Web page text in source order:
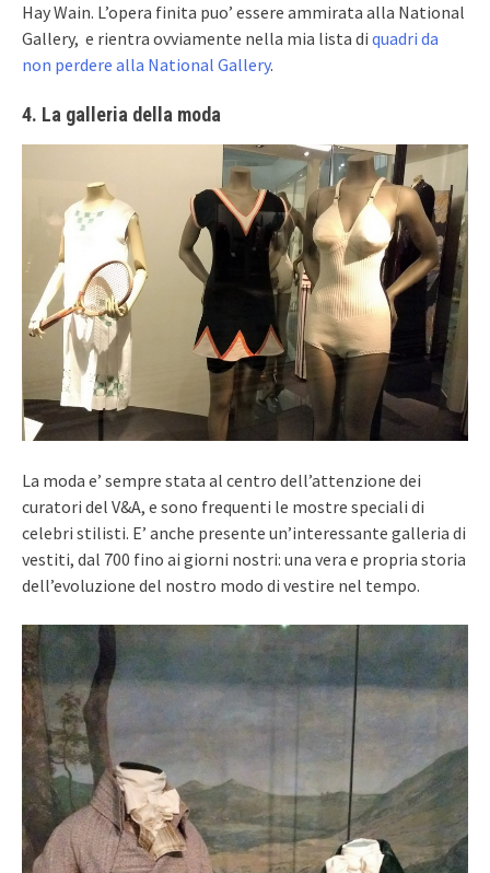
Hay Wain. L’opera finita puo’ essere ammirata alla National
Gallery, e rientra ovviamente nella mia lista di quadri da
non perdere alla National Gallery.
4. La galleria della moda
La moda e’ sempre stata al centro dell’attenzione dei
curatori del V&A, e sono frequenti le mostre speciali di
celebri stilisti. E’ anche presente un’interessante galleria di
vestiti, dal 700 fino ai giorni nostri: una vera e propria storia
dell’evoluzione del nostro modo di vestire nel tempo.